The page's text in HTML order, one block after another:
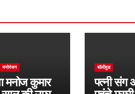
मनोरंजन
मनोज कुमार
बॉलीवुड
पत्नी संग